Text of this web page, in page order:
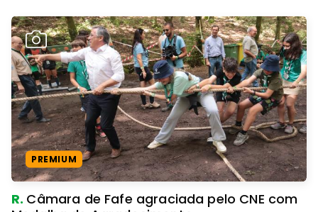
PREMIUM
R. Câmara de Fafe agraciada pelo CNE com